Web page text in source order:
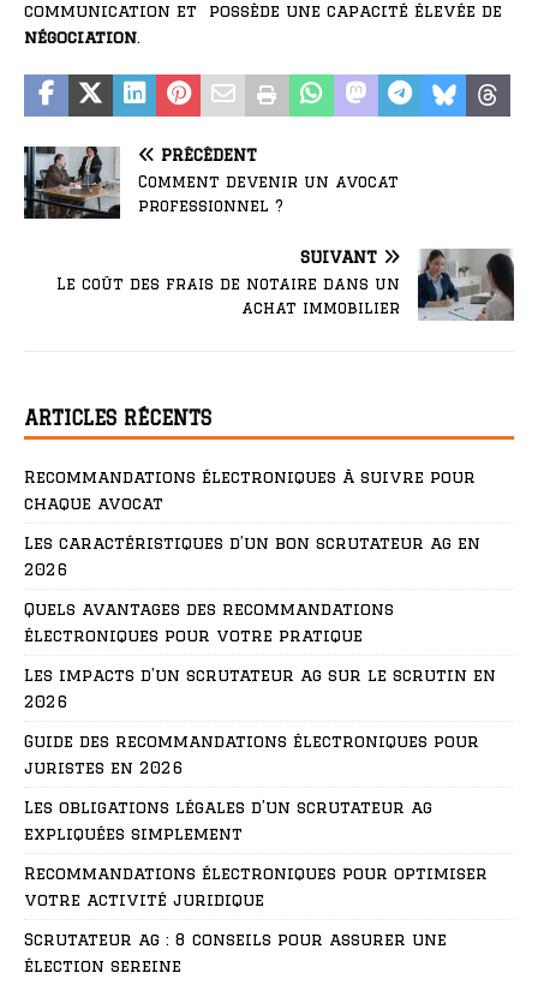
communication et possède une capacité élevée de
négociation.
PRÉCÉDENT
Comment devenir un avocat
professionnel ?
SUIVANT
Le coût des frais de notaire dans un
achat immobilier
ARTICLES RÉCENTS
Recommandations électroniques à suivre pour
chaque avocat
Les caractéristiques d’un bon scrutateur ag en
2026
Quels avantages des recommandations
électroniques pour votre pratique
Les impacts d’un scrutateur ag sur le scrutin en
2026
Guide des recommandations électroniques pour
juristes en 2026
Les obligations légales d’un scrutateur ag
expliquées simplement
Recommandations électroniques pour optimiser
votre activité juridique
Scrutateur ag : 8 conseils pour assurer une
élection sereine